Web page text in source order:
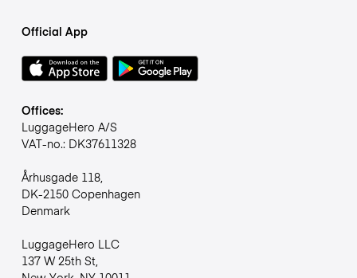
Official App
Offices:
LuggageHero A/S
VAT-no.: DK37611328
Århusgade 118,
DK-2150 Copenhagen
Denmark
LuggageHero LLC
137 W 25th St,